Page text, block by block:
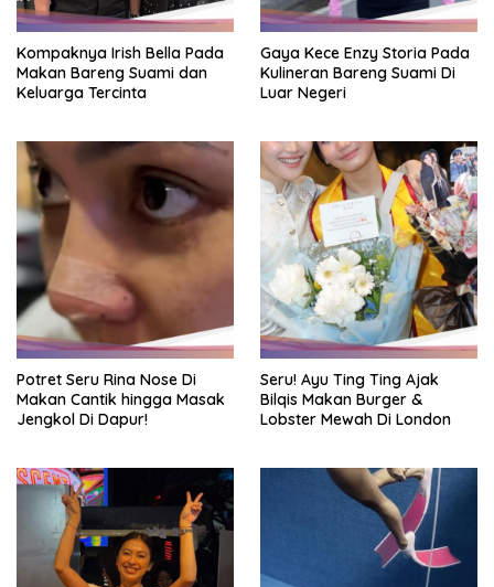
Kompaknya Irish Bella Pada
Makan Bareng Suami dan
Keluarga Tercinta
Gaya Kece Enzy Storia Pada
Kulineran Bareng Suami Di
Luar Negeri
Potret Seru Rina Nose Di
Makan Cantik hingga Masak
Jengkol Di Dapur!
Seru! Ayu Ting Ting Ajak
Bilqis Makan Burger &
Lobster Mewah Di London